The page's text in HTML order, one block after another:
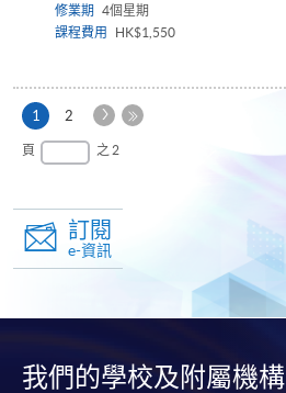
修業期
4個星期
課程費用
HK$1,550
1 本
頁
2
下
頁
頁 之 2
訂閱
e-資訊
我們的學校及附屬機構